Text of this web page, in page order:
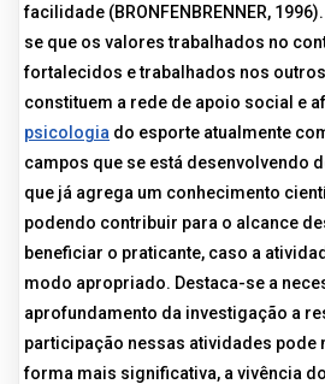
facilidade (BRONFENBRENNER,
se que os valores trabalhados no
fortalecidos e trabalhados nos
constituem a rede de apoio social e
psicologia do esporte atualmente
campos que se está desenvolvendo
que já agrega um conhecimento
podendo contribuir para o alcance
beneficiar o praticante, caso a
modo apropriado. Destaca-se a
aprofundamento da investigação a
participação nessas atividades pode
forma mais significativa, a vivência